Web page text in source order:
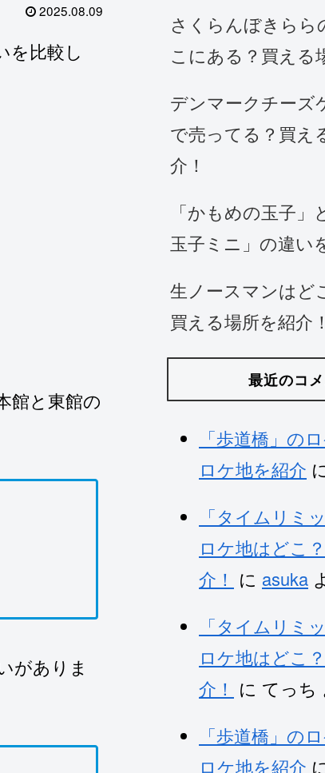
2025.08.09
を比較し
館と東館の
がありま
さくらんぼきらら
こにある？買える
デンマークチーズ
で売ってる？買え
介！
「かもめの玉子
玉子ミニ」の違い
生ノースマンはど
買える場所を紹介！
最近のコ
「歩道橋」の
ロケ地を紹介
「タイムリミ
ロケ地はどこ
介！ に asuka
「タイムリミ
ロケ地はどこ
介！ に てっち
「歩道橋」の
ロケ地を紹介